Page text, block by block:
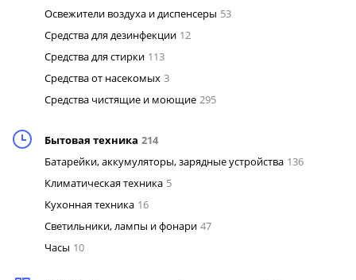
Освежители воздуха и диспенсеры 53
Средства для дезинфекции 12
Средства для стирки 113
Средства от насекомых 3
Средства чистящие и моющие 295
Бытовая техника 214
Батарейки, аккумуляторы, зарядные устройства 136
Климатическая техника 5
Кухонная техника 16
Светильники, лампы и фонари 47
Часы 10